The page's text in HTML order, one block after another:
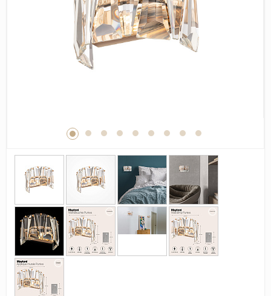
Дерево
Камень
Оникс
Поверхность
Лаппатированная
Сатинированная
Карвинг
Структурная